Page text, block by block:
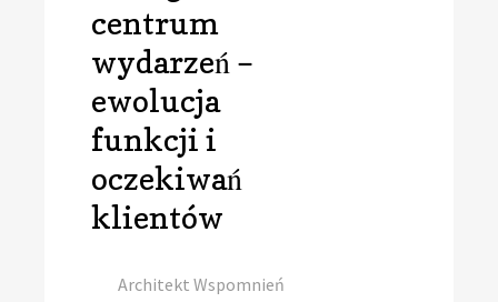
centrum
wydarzeń –
ewolucja
funkcji i
oczekiwań
klientów
Author
Architekt Wspomnień